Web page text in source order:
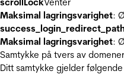
Maksimal lagringsvarighet:
Maksimal lagringsvarighet:
Samtykke på tvers av domener
Ditt samtykke gjelder